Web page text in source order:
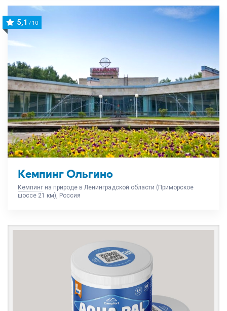
Кемпинг Ольгино
Кемпинг на природе в Ленинградской области (Приморское
шоссе 21 км), Россия
5,1 / 10